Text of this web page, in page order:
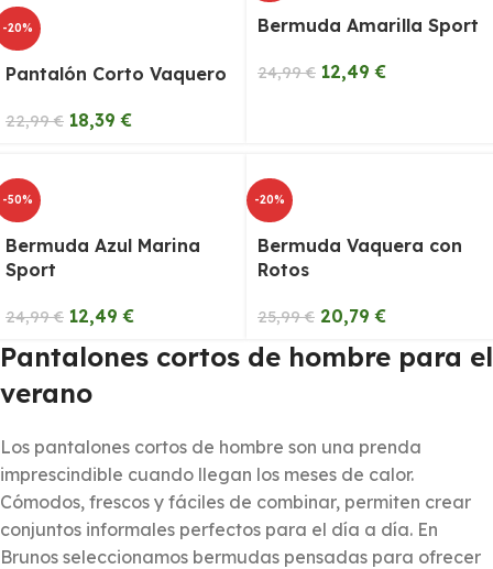
-20%
Pantalón Corto Vaquero
22,99€ 18,39€
Bermuda Amarilla Sport
24,99€ 12,49€
-50%
Bermuda Azul Marina
Sport
24,99€ 12,49€
-20%
Bermuda Vaquera con
Rotos
25,99€ 20,79€
Pantalones cortos de hombre para el
verano
Los pantalones cortos de hombre son una prenda
imprescindible cuando llegan los meses de calor.
Cómodos, frescos y fáciles de combinar, permiten crear
conjuntos informales perfectos para el día a día. En
Brunos seleccionamos bermudas pensadas para ofrecer